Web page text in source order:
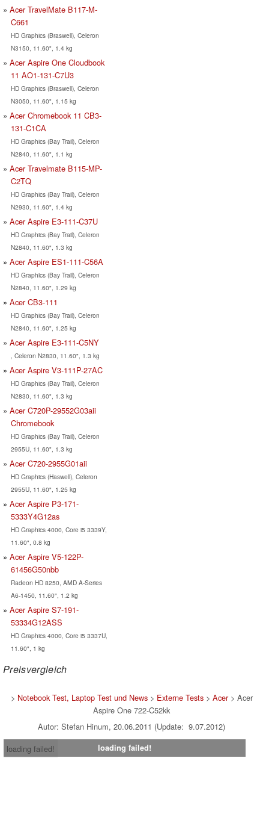
Acer TravelMate B117-M-
C661
HD Graphics (Braswell), Celeron
N3150, 11.60", 1.4 kg
Acer Aspire One Cloudbook
11 AO1-131-C7U3
HD Graphics (Braswell), Celeron
N3050, 11.60", 1.15 kg
Acer Chromebook 11 CB3-
131-C1CA
HD Graphics (Bay Trail), Celeron
N2840, 11.60", 1.1 kg
Acer Travelmate B115-MP-
C2TQ
HD Graphics (Bay Trail), Celeron
N2930, 11.60", 1.4 kg
Acer Aspire E3-111-C37U
HD Graphics (Bay Trail), Celeron
N2840, 11.60", 1.3 kg
Acer Aspire ES1-111-C56A
HD Graphics (Bay Trail), Celeron
N2840, 11.60", 1.29 kg
Acer CB3-111
HD Graphics (Bay Trail), Celeron
N2840, 11.60", 1.25 kg
Acer Aspire E3-111-C5NY
, Celeron N2830, 11.60", 1.3 kg
Acer Aspire V3-111P-27AC
HD Graphics (Bay Trail), Celeron
N2830, 11.60", 1.3 kg
Acer C720P-29552G03aii
Chromebook
HD Graphics (Bay Trail), Celeron
2955U, 11.60", 1.3 kg
Acer C720-2955G01aii
HD Graphics (Haswell), Celeron
2955U, 11.60", 1.25 kg
Acer Aspire P3-171-
5333Y4G12as
HD Graphics 4000, Core i5 3339Y,
11.60", 0.8 kg
Acer Aspire V5-122P-
61456G50nbb
Radeon HD 8250, AMD A-Series
A6-1450, 11.60", 1.2 kg
Acer Aspire S7-191-
53334G12ASS
HD Graphics 4000, Core i5 3337U,
11.60", 1 kg
Preisvergleich
> Notebook Test, Laptop Test und News> Externe Tests> Acer> Acer
Aspire One 722-C52kk
Autor: Stefan Hinum, 20.06.2011 (Update: 9.07.2012)
loading failed!
loading failed!